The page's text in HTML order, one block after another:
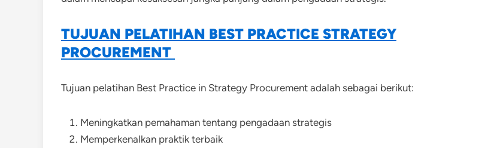
TUJUAN PELATIHAN BEST PRACTICE STRATEGY
PROCUREMENT
Tujuan pelatihan Best Practice in Strategy Procurement adalah sebagai berikut:
Meningkatkan pemahaman tentang pengadaan strategis
Memperkenalkan praktik terbaik